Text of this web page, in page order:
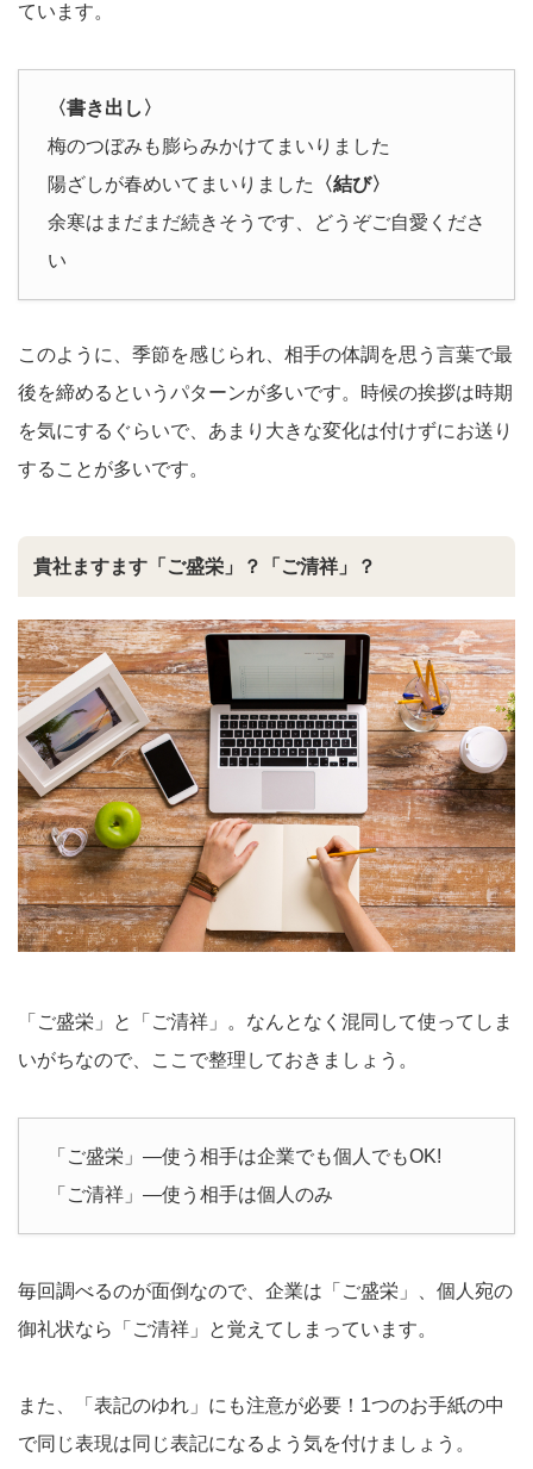
ています。
〈書き出し〉
梅のつぼみも膨らみかけてまいりました
陽ざしが春めいてまいりました
〈結び〉
余寒はまだまだ続きそうです、どうぞご自愛くださ
い
このように、季節を感じられ、相手の体調を思う言葉で最
後を締めるというパターンが多いです。時候の挨拶は時期
を気にするぐらいで、あまり大きな変化は付けずにお送り
することが多いです。
貴社ますます「ご盛栄」？「ご清祥」？
「ご盛栄」と「ご清祥」。なんとなく混同して使ってしま
いがちなので、ここで整理しておきましょう。
「ご盛栄」―使う相手は企業でも個人でもOK!
「ご清祥」―使う相手は個人のみ
毎回調べるのが面倒なので、企業は「ご盛栄」、個人宛の
御礼状なら「ご清祥」と覚えてしまっています。
また、「表記のゆれ」にも注意が必要！1つのお手紙の中
で同じ表現は同じ表記になるよう気を付けましょう。